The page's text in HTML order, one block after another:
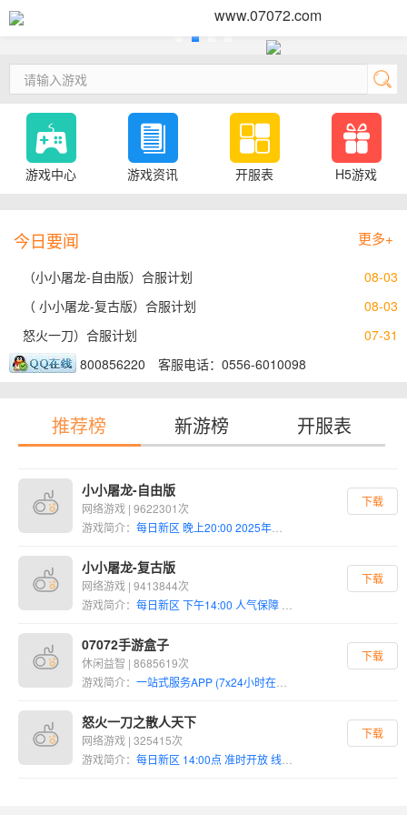
www.07072.com
游戏中心 游戏资讯 开服表 H5游戏
今日要闻 更多+
（小小屠龙-自由版）合服计划
08-03
（ 小小屠龙-复古版）合服计划
08-03
怒火一刀）合服计划
07-31
800856220
客服电话：0556-6010098
推荐榜 新游榜 开服表
小小屠龙-自由版
网络游戏 | 9622301次
游戏简介： 每日新区 晚上20:00 2025年最具诚意的复古传奇大作，上线即送2亿绑定灵符，起步即巅峰还在为起步资金发愁？还在精打细算每一枚灵符？灵符自由版彻底解决你的烦恼！所有玩家上线即可通过邮件自动领取2亿绑定灵符！是的，你没看错，2亿灵符直接到账，让你从出生那一刻起就占据绝对优势，轻松起步，快速成长！ 首日开放御魂系统，上线即做御魂传统服务器需要等待多日才能体验的御魂系统，在灵符自由版第一天就直接开放！这意味着你不需要漫长等待，上线即可打造专属御魂，体验属性飙升的快感，一步到位享受终极玩法！御魂系统将为你提供前所未有的属性加成和战斗体验，让你在起步阶段就领先别人一个身位。 开服直达三大陆，7转125级任性闯荡厌倦了枯燥的练级过程？灵符自由版让你跳过繁琐的前期积累！开服第一天即开放三大陆，玩家上线即为7转125级，直接获得进入三大陆的资格，畅享高级地图的丰富资源和顶级挑战！游戏等级上限为150级，60级开启转生系统，转生等级最高10级。我们让你一步到位，直接体验游戏核心内容。
下载
小小屠龙-复古版
网络游戏 | 9413844次
游戏简介： 每日新区 下午14:00 人气保障 《冰雪复古传奇》游戏是一款大型多人在线角色扮演游戏，主要讲述了：曾经有各种各样的生物生活在这神秘的玛法大陆。人类的力量在其中是如此弱小，他们在这个大陆上被迫建立各种组织，以便抵抗那些有着超自然能力的野兽和怪物。然而，过了一段时间，一个神秘的种族的出现改变了这个大陆的势力分配，他们迅速的学习各种能力，很快的取得了非凡的能力，占据了这个大陆的领导地位共同对抗强大的怪物。这个种族教会了人们使用火和其他关于生存的能力。当人类学习到了这些不同的技能以后,这些长期生活在充满恐怖和威胁的环境中的人类开始尝试建立文明。人类在神秘种族的帮助下,开始了他们漫长而悠远的领土扩张和文明建立的过程。最后他们终于创造一个巨大的国家。据传说这个文明在当时已经拥有了超过我们想象力的文明和能力,但是在后来的一次大爆炸中,这个文明消失了。没有一个人知道关于这个大爆炸的细节,也没有任何痕迹可以寻找到相关的信息,而那个帮助人类的神秘种族也随着爆炸消失的无影无踪。剩下的生还者和他们的后代开始着手重新建立他们的文明社会,他们甚至期望能够建立一个完全等同于以前的文明社会，但是这个漫长的过程是如此的艰苦,因为几乎没有人能够记得那个年代的事情了,资源的短缺和知识的贫乏都严重的影响了这个文明的重建。从那以后，人类又开始了漫长的发展阶段,在这个阶段过程中,几个主要的城市逐渐形成.尽管关于那个年代和神秘种族的传说都显得虚无缥缈,但是人类一直没有放弃过对过去的崇敬,他们一代一代的传颂着那个极度文明的年代,这个永恒的传奇也就这样留下来了。 玩家扮演的角色战士，以强有力的体格为基础，野蛮冲撞和烈火剑是战士的核心技能，一个负责位移控制，另一个负责爆发输出。战士职业以其无与伦比的身材和超高爆发力而闻名。一旦在游戏后期PK和沙地中，如果它接近勇士，则基本上是第二杀的生命，而烈火剑的高级技能则更加猛烈。主要技能输出与强大的设备相结合，通常可以用刀杀死敌人。由于双重射击的发展，随后的爆发损失已加倍，并且双重爆发的发生可以说没有人能够成功地将其扑灭，野蛮冲撞：如果战斗机追击时距离合适，您可以使用野蛮冲撞将敌人的面部移动并造成眩晕效果。这是战斗机唯一的控制和置换技能。如果您熟练使用它，它将更加强大。但是，此技能的缺点是，当您不熟练时，您可能会被误导，不仅导致最终无法接近敌人，而且直接逃跑，从而使敌人有足够的 时间逃脱或反击。
下载
07072手游盒子
休闲益智 | 8685619次
游戏简介： 一站式服务APP (7x24小时在线客服) 【早班客服】8:00~17:30 联系QQ:23319272 微信号:nan07072 联系QQ:97439614 微信号:mn07072 联系QQ:97439613 微信号:hai07072 联系QQ:97439671 微信号:xx16655609406 联系QQ:858871073微信号:zq07072 【晚班客服】16:30~2:00 联系QQ:23319271 微信号:nin07072 联系QQ:97395189 微信号:Chuuu520uuuhC 联系QQ:97395192 微信号:a16655616145 联系QQ:23307252 微信号: 联系QQ:97314282 微信号:laohuang07072 【投诉建议】 联系QQ:97314280 微信号:a18909666796 联系QQ:97314285 微信号:tonykhe 【活动兑换】 联系QQ:23319270 联系QQ:50493443 【游戏改名、账号异常】 联系QQ：80314317 微信号:cq500400 注：以上为官方客服联系方式，请勿相信他人！
下载
怒火一刀之散人天下
网络游戏 | 325415次
游戏简介： 每日新区 14:00点 准时开放 线下限时奖励、脸白送福利（活动） 怒火一刀手游特色： 1：微氪金，只需要充值30+50+100送的材料免费到达四转 2：爆率高，靠你的实力去打就好了 3：玩法功能全面，给您提供最好的服务 4：战法道三职业等待玩家选择，轻松玩转高爆率传奇 5：酷炫时装任选，每套时装都有属于自己的属性加成，快选择适合你的那一套吧 怒火一刀手游亮点： 1：每一种装备都有强大的属性，玩家可以根据这些特性组成更加强大的套装 2：游戏中大小Boss满地走，随便击杀一个就能获得满级装备 3：玩家在线自己PK，可以获得非常多神器，多装备等你来捡 4：独创协助玩法，在盟里一键喊话就有人来帮忙，让你感觉不是一个人在战斗，无兄弟不传奇
下载